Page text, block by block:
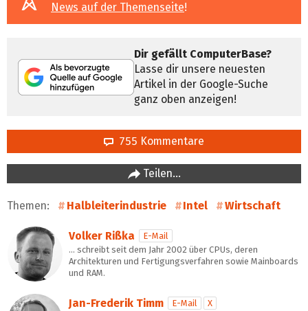
News auf der Themenseite!
Dir gefällt ComputerBase?
Lasse dir unsere neuesten
Artikel in der Google-Suche
ganz oben anzeigen!
755 Kommentare
Teilen…
Themen: Halbleiterindustrie Intel Wirtschaft
Volker Rißka
E-Mail
… schreibt seit dem Jahr 2002 über CPUs, deren
Architekturen und Fertigungsverfahren sowie Mainboards
und RAM.
Jan-Frederik Timm E-Mail
X